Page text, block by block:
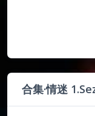
合集·情迷